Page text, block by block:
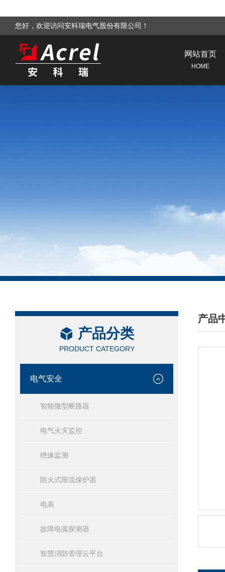
您好，欢迎访问安科瑞电气股份有限公司！
网站首页
HOME
产品分类
PRODUCT CATEGORY
电气安全
智能微型断路器
电气火灾监控
绝缘监测
防火式限流保护器
电表
故障电弧探测器
智慧消防管理云平台
产品
/